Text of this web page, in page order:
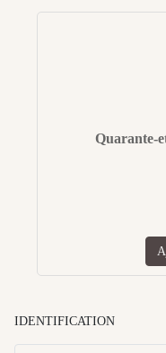
Quarante-
IDENTIFICATION